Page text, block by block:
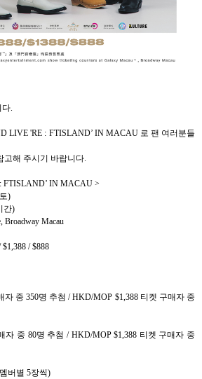
다.
LIVE 'RE : FTISLAND’ IN MACAU 로 팬 여러분들
고해 주시기 바랍니다.
FTISLAND’ IN MACAU >
토)
간)
Broadway Macau
/ $888
자 중 350명 추첨/ HKD/MOP $1,388 티켓 구매자 중
자 중 80명 추첨 / HKD/MOP $1,388 티켓 구매자 중
멤버별 5장씩)